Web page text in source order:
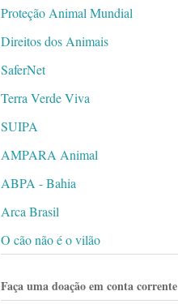
Proteção Animal Mundial
Direitos dos Animais
SaferNet
Terra Verde Viva
SUIPA
AMPARA Animal
ABPA - Bahia
Arca Brasil
O cão não é o vilão
Faça uma doação em conta corrente